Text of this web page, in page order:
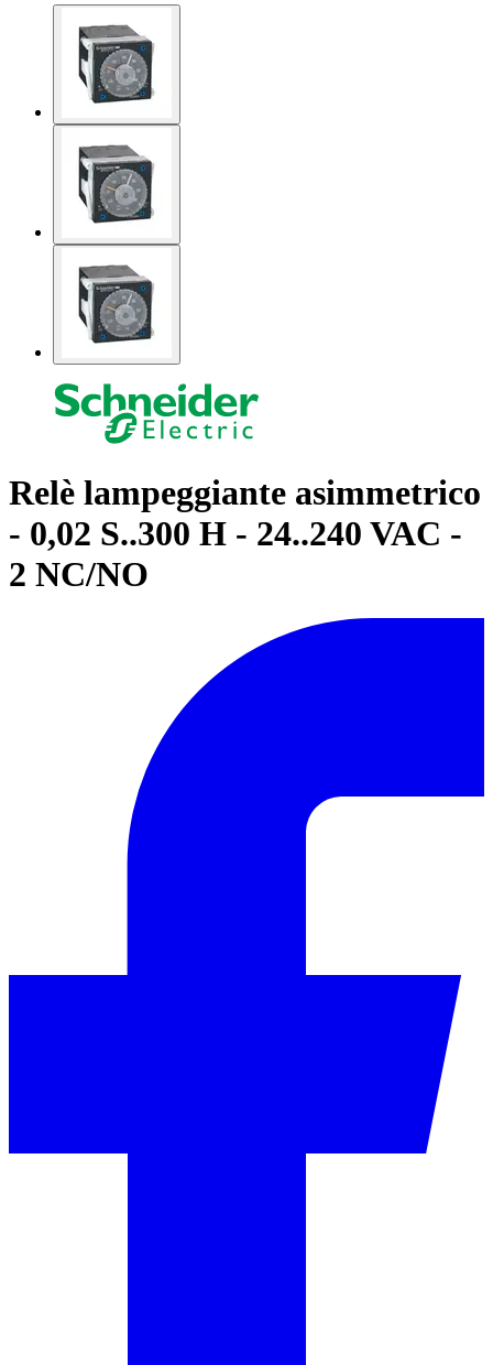
Relè lampeggiante asimmetrico
- 0,02 S..300 H - 24..240 VAC -
2 NC/NO